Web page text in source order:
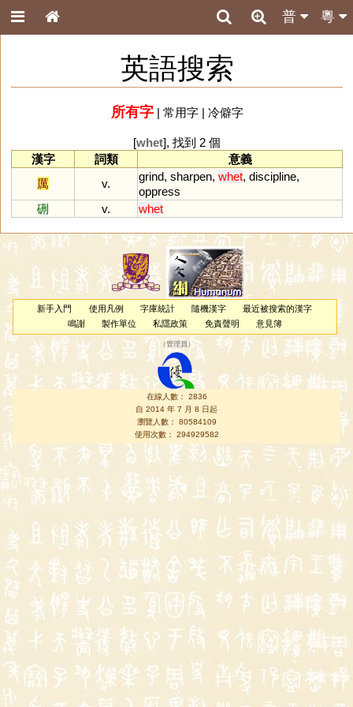
粵
普
英語搜索
所有字| 常用字| 冷僻字
[whet], 找到 2 個
漢字
詞類
意義
厲
v.
grind, sharpen, whet, discipline,
oppress
硎
v. whet
新手入門 使用凡例 字庫統計 隨機漢字
最近被搜索的漢字
鳴謝
製作單位 私隱政策 免責聲明 意見簿
（管理員 ）
在線人數： 2836
自 2014 年 7 月 8 日起
瀏覽人數： 80584109
使用次數： 294929582